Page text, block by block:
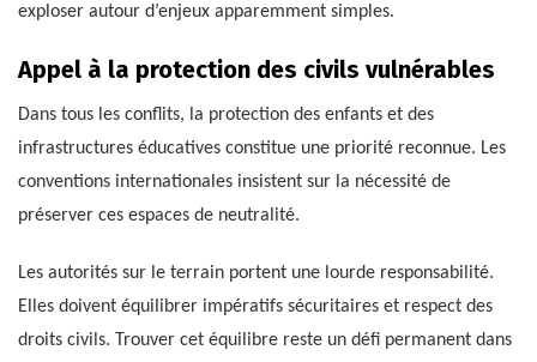
exploser autour d’enjeux apparemment simples.
Appel à la protection des civils vulnérables
Dans tous les conflits, la protection des enfants et des
infrastructures éducatives constitue une priorité reconnue. Les
conventions internationales insistent sur la nécessité de
préserver ces espaces de neutralité.
Les autorités sur le terrain portent une lourde responsabilité.
Elles doivent équilibrer impératifs sécuritaires et respect des
droits civils. Trouver cet équilibre reste un défi permanent dans